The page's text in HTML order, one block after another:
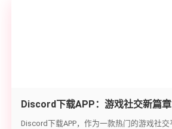
Discord下载APP：游戏社交新篇
南
Discord下载APP，作为一款热门的游戏社